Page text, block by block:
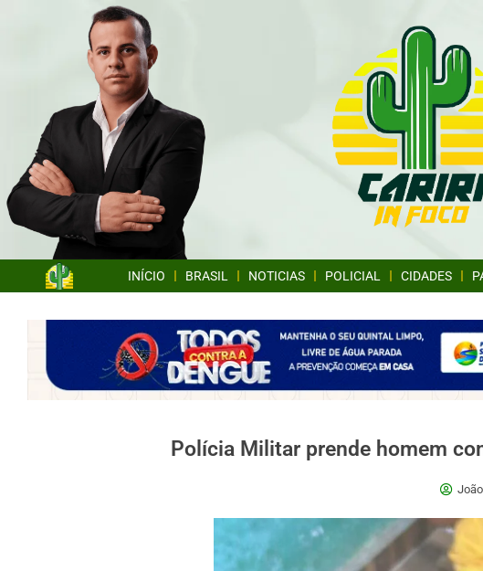
INÍCIO BRASIL NOTICIAS POLICIAL CIDADES
Polícia Militar prende homem